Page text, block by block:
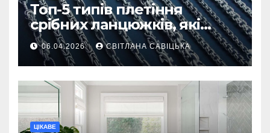
Топ-5 типів плетіння
срібних ланцюжків, які
вважаються
найнадійнішими
06.04.2026 СВІТЛАНА САВІЦЬКА
ЦІКАВЕ